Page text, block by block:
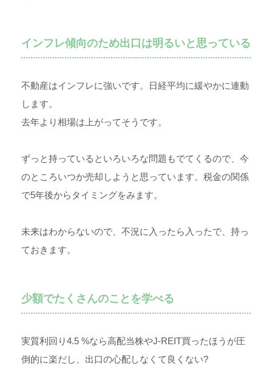
インフレ傾向のため出口は明るいと思っている
不動産はインフレに強いです。日経平均に緩やかに連動
します。
去年より相場は上がってそうです。
ずっと持っているといろいろな問題もでてくるので、今
のところいつか売却しようと思っています。税金の関係
で5年後からタイミングをみます。
未来はわからないので、不況に入ったら入ったで、持っ
ておきます。
少額でたくさんのことを学べる
実質利回り4.5 %なら高配当株やJ-REIT買ったほうが圧
倒的に楽だし、出口の心配しなくて良くない?